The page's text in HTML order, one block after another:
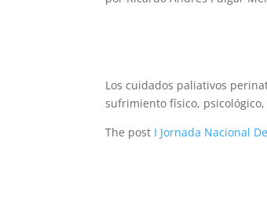
Los cuidados paliativos
sufrimiento físico,
The post I Jornada Nacional